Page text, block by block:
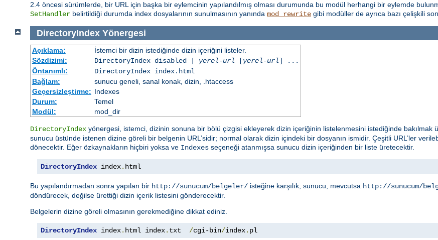
2.4 öncesi sürümlerde, bir URL için başka bir eylemcinin yapılandılmış olması durumunda bu modül herhangi bir eylemde
SetHandler belirtildiği durumda index dosyalarının sunulmasının yanında mod_rewrite gibi modüller de ayrıca bazı çelişkili
DirectoryIndex Yönergesi
Açıklama:
İstemci bir dizin istediğinde dizin içeriğini listeler.
Sözdizimi:
DirectoryIndex disabled | yerel-url [yerel-url] ...
Öntanımlı:
DirectoryIndex index.html
Bağlam:
sunucu geneli, sanal konak, dizin, .htaccess
Geçersizleştirme: Indexes
Durum:
Temel
Modül:
mod_dir
DirectoryIndex yönergesi, istemci, dizinin sonuna bir bölü çizgisi ekleyerek dizin içeriğinin listelenmesini istediğinde bakılmak
sunucu üstünde istenen dizine göreli bir belgenin URL’sidir; normal olarak dizin içindeki bir dosyanın ismidir. Çeşitli URL’ler
dönecektir. Eğer özkaynakların hiçbiri yoksa ve Indexes seçeneği atanmışsa sunucu dizin içeriğinden bir liste üretecektir.
DirectoryIndex index. html
Bu yapılandırmadan sonra yapılan bir http://sunucum/belgeler/ isteğine karşılık, sunucu, mevcutsa http://sunucum/
döndürecek, değilse ürettiği dizin içerik listesini gönderecektir.
Belgelerin dizine göreli olmasının gerekmediğine dikkat ediniz.
DirectoryIndex index. html index. txt /cgi-bin/index. pl